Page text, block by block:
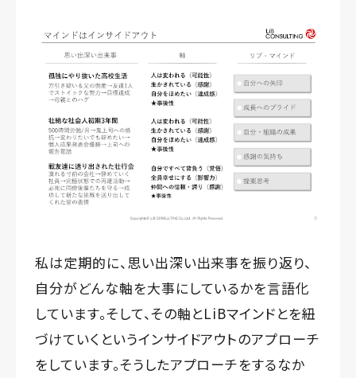
私は定期的に、思い出深い出来事を振り返り、
自分がどんな軸を大事にしているかを言語化
しています。そして、その軸とLiBマインドとを紐
づけていくというインサイドアウトのアプローチ
をしています。そうしたアプローチをするなか